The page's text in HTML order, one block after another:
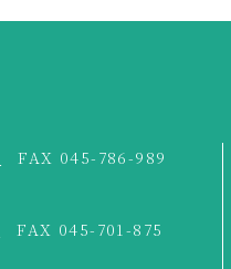
FAX 045-786-989
FAX 045-701-875